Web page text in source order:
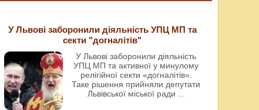
У Львові заборонили діяльність УПЦ МП та
секти "догналітів"
У Львові заборонили діяльність
УПЦ МП та активної у минулому
релігійної секти «догналітів».
Таке рішення прийняли депутати
Львівської міської ради